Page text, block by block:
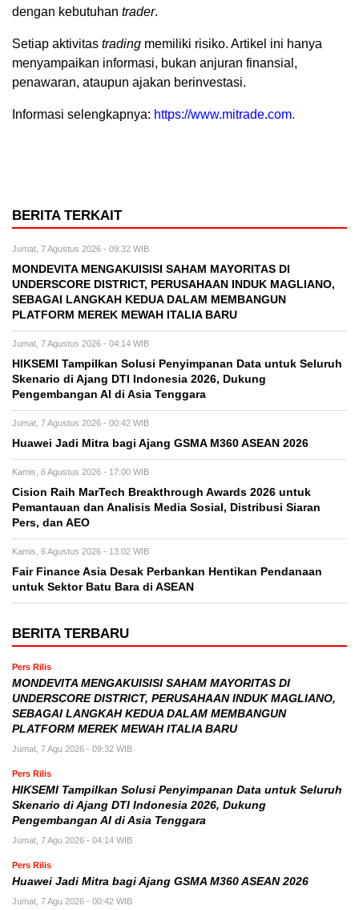
dengan kebutuhan trader.
Setiap aktivitas trading memiliki risiko. Artikel ini hanya
menyampaikan informasi, bukan anjuran finansial,
penawaran, ataupun ajakan berinvestasi.
Informasi selengkapnya: https://www.mitrade.com.
BERITA TERKAIT
Jumat, 7 Agustus 2026 - 09:32 WIB
MONDEVITA MENGAKUISISI SAHAM MAYORITAS DI
UNDERSCORE DISTRICT, PERUSAHAAN INDUK MAGLIANO,
SEBAGAI LANGKAH KEDUA DALAM MEMBANGUN
PLATFORM MEREK MEWAH ITALIA BARU
Jumat, 7 Agustus 2026 - 04:14 WIB
HIKSEMI Tampilkan Solusi Penyimpanan Data untuk Seluruh
Skenario di Ajang DTI Indonesia 2026, Dukung
Pengembangan AI di Asia Tenggara
Jumat, 7 Agustus 2026 - 00:42 WIB
Huawei Jadi Mitra bagi Ajang GSMA M360 ASEAN 2026
Kamis, 6 Agustus 2026 - 17:00 WIB
Cision Raih MarTech Breakthrough Awards 2026 untuk
Pemantauan dan Analisis Media Sosial, Distribusi Siaran
Pers, dan AEO
Kamis, 6 Agustus 2026 - 13:02 WIB
Fair Finance Asia Desak Perbankan Hentikan Pendanaan
untuk Sektor Batu Bara di ASEAN
BERITA TERBARU
Pers Rilis
MONDEVITA MENGAKUISISI SAHAM MAYORITAS DI
UNDERSCORE DISTRICT, PERUSAHAAN INDUK MAGLIANO,
SEBAGAI LANGKAH KEDUA DALAM MEMBANGUN
PLATFORM MEREK MEWAH ITALIA BARU
Jumat, 7 Agu 2026 - 09:32 WIB
Pers Rilis
HIKSEMI Tampilkan Solusi Penyimpanan Data untuk Seluruh
Skenario di Ajang DTI Indonesia 2026, Dukung
Pengembangan AI di Asia Tenggara
Jumat, 7 Agu 2026 - 04:14 WIB
Pers Rilis
Huawei Jadi Mitra bagi Ajang GSMA M360 ASEAN 2026
Jumat, 7 Agu 2026 - 00:42 WIB